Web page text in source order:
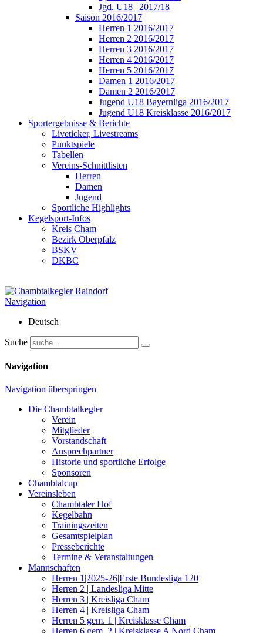
Jgd. U18 | 2017/18
Saison 2016/2017
Herren 1 2016/2017
Herren 2 2016/2017
Herren 3 2016/2017
Herren 4 2016/2017
Herren 5 2016/2017
Damen 1 2016/2017
Damen 2 2016/2017
Jugend U18 Bayernliga 2016/2017
Jugend U18 Kreisklasse 2016/2017
Sportergebnisse & Berichte
Liveticker, Livestreams
Punktspiele
Tabellen
Vereins-Schnittlisten
Herren
Damen
Jugend
Sportliche Highlights
Kegelsport-Infos
Kreis Cham
Bezirk Oberpfalz
BSKV
DKBC
Navigation
Deutsch
Suche
Navigation
Navigation überspringen
Die Chambtalkegler
Verein
Mitglieder
Vorstandschaft
Ansprechpartner
Historie und sportliche Erfolge
Sponsoren
Chambtalcup
Vereinsleben
Chambtaler Hof
Kegelbahn
Trainingszeiten
Gesamtspielplan
Presseberichte
Termine & Veranstaltungen
Mannschaften
Herren 1|2025-26|Erste Bundesliga 120
Herren 2 | Landesliga Mitte
Herren 3 | Kreisliga Cham
Herren 4 | Kreisliga Cham
Herren 5 gem. 1 | Kreisklasse Cham